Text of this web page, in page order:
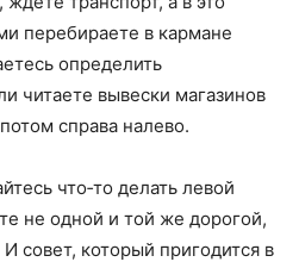
перебираете в кармане
определить
читаете вывески магазинов
справа налево.
что‑то делать левой
не одной и той же дорогой,
совет, который пригодится в